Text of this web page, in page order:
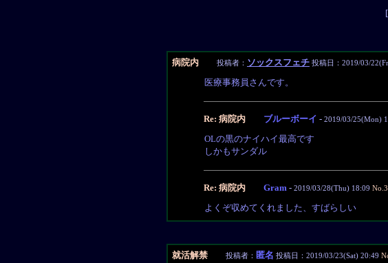
[
病院内 投稿者： ソックスフェチ 投稿日：2019/03/
医療事務員さんです。
Re: 病院内 ブルーボーイ - 2019/03/25(Mon)
OLの黒のナイハイ最高です
しかもサンダル
Re: 病院内 Gram - 2019/03/28(Thu) 18:09
よくぞ収めてくれました、すばらしい
就活解禁 投稿者： 匿名 投稿日：2019/03/23(Sat) 20:49